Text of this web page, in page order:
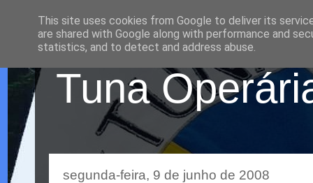
Tuna
segunda-feira, 9 de junho de 2008
This site uses cookies from Google to deliver its
are shared with Google along with performance and
statistics, and to detect and address abuse.